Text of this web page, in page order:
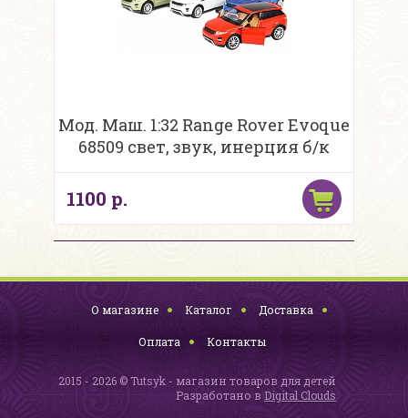
Мод. Маш. 1:32 Range Rover Evoque
68509 свет, звук, инерция б/к
1100 р.
О магазине Каталог Доставка
Оплата Контакты
2015 - 2026 © Tutsyk - магазин товаров для детей
Разработано в Digital Clouds